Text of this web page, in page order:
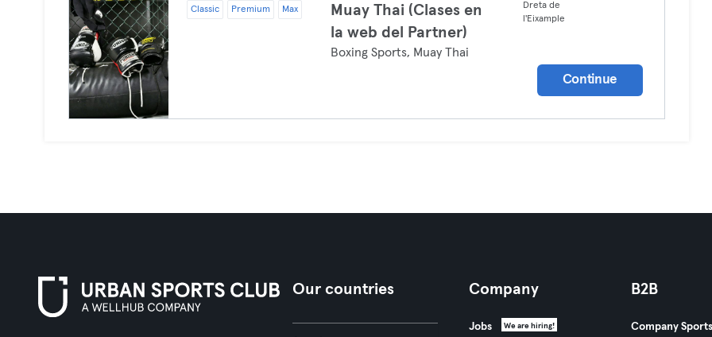
Classic Premium Max
Muay Thai (Clases en
la web del Partner)
Boxing Sports, Muay Thai
Dreta de
l'Eixample
Continue
Our countries Company
Jobs We are hiring!
B2B
Company Sports